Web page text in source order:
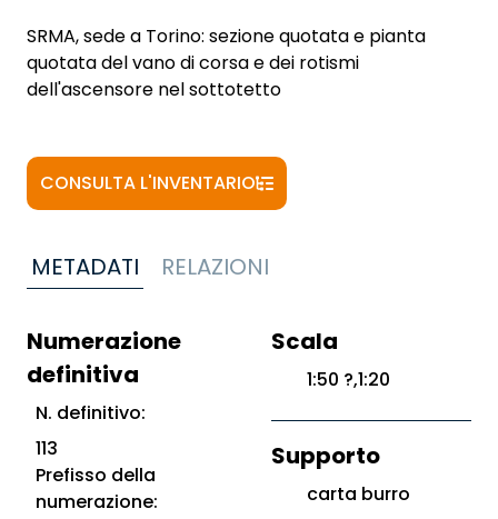
SRMA, sede a Torino: sezione quotata e pianta
quotata del vano di corsa e dei rotismi
dell'ascensore nel sottotetto
CONSULTA L'INVENTARIO
METADATI RELAZIONI
Numerazione
definitiva
N. definitivo:
113
Prefisso della
numerazione:
Scala
1:50 ?,1:20
Supporto
carta burro